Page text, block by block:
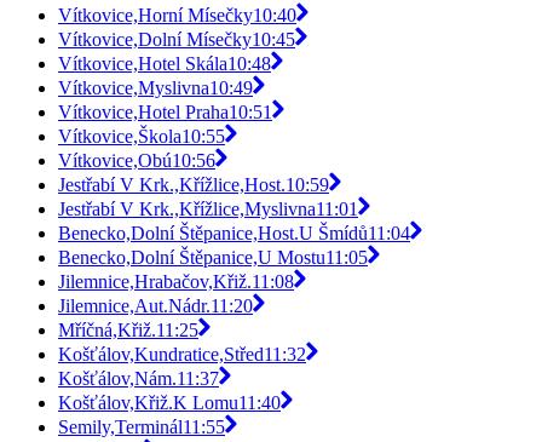
Vítkovice,Horní Mísečky10:40
Vítkovice,Dolní Mísečky10:45
Vítkovice,Hotel Skála10:48
Vítkovice,Myslivna10:49
Vítkovice,Hotel Praha10:51
Vítkovice,Škola10:55
Vítkovice,Obú10:56
Jestřabí V Krk.,Křížlice,Host.10:59
Jestřabí V Krk.,Křížlice,Myslivna11:01
Benecko,Dolní Štěpanice,Host.U Šmídů11:04
Benecko,Dolní Štěpanice,U Mostu11:05
Jilemnice,Hrabačov,Křiž.11:08
Jilemnice,Aut.Nádr.11:20
Mříčná,Křiž.11:25
Košťálov,Kundratice,Střed11:32
Košťálov,Nám.11:37
Košťálov,Křiž.K Lomu11:40
Semily,Terminál11:55